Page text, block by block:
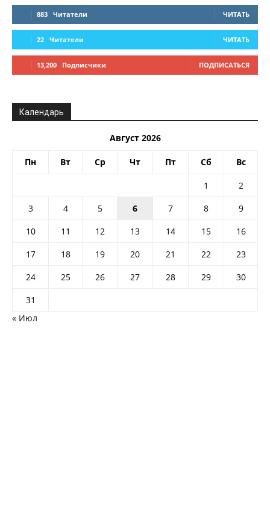
883 Читатели ЧИТАТЬ
22 Читатели ЧИТАТЬ
13,200 Подписчики ПОДПИСАТЬСЯ
Календарь
Август 2026
Пн Вт Ср Чт Пт Сб Вс
1
2
3
4 5 6 7 8
9
10
11 12 13 14 15
16
17
18 19 20 21 22
23
24
25 26 27 28 29
30
31
« Июл